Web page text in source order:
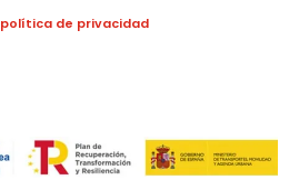
política de privacidad